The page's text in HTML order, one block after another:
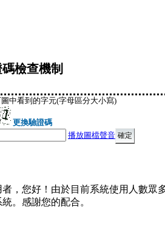
檢查機制
中看到的字元(字母區分大小寫)
更換驗證碼
播放圖檔聲音
者，您好！由於目前系統使用人數眾
。感謝您的配合。